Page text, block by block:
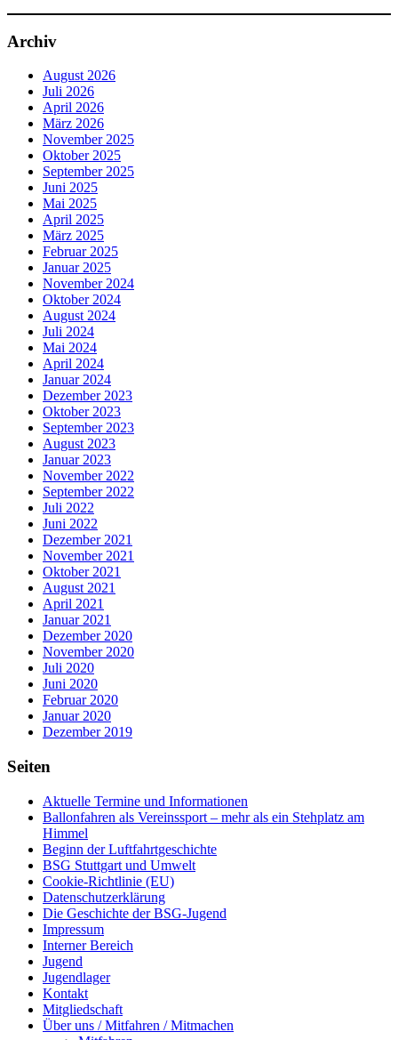
Archiv
August 2026
Juli 2026
April 2026
März 2026
November 2025
Oktober 2025
September 2025
Juni 2025
Mai 2025
April 2025
März 2025
Februar 2025
Januar 2025
November 2024
Oktober 2024
August 2024
Juli 2024
Mai 2024
April 2024
Januar 2024
Dezember 2023
Oktober 2023
September 2023
August 2023
Januar 2023
November 2022
September 2022
Juli 2022
Juni 2022
Dezember 2021
November 2021
Oktober 2021
August 2021
April 2021
Januar 2021
Dezember 2020
November 2020
Juli 2020
Juni 2020
Februar 2020
Januar 2020
Dezember 2019
Seiten
Aktuelle Termine und Informationen
Ballonfahren als Vereinssport – mehr als ein Stehplatz am
Himmel
Beginn der Luftfahrtgeschichte
BSG Stuttgart und Umwelt
Cookie-Richtlinie (EU)
Datenschutzerklärung
Die Geschichte der BSG-Jugend
Impressum
Interner Bereich
Jugend
Jugendlager
Kontakt
Mitgliedschaft
Über uns / Mitfahren / Mitmachen